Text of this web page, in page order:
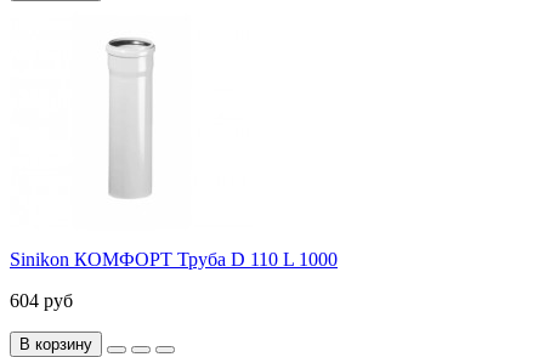
Sinikon КОМФОРТ Труба D 110 L 1000
604 руб
В корзину